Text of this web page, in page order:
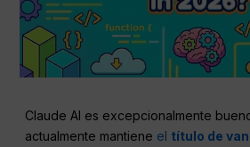
Claude AI es excepcionalmente
actualmente mantiene el título de